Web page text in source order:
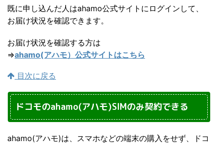
既に申し込んだ人はahamo公式サイトにログインして、
お届け状況を確認できます。
お届け状況を確認する方は
⇒ahamo(アハモ）公式サイトはこちら
目次に戻る
ドコモのahamo(アハモ)SIMのみ契約できる
ahamo(アハモ)は、スマホなどの端末の購入をせず、ドコ